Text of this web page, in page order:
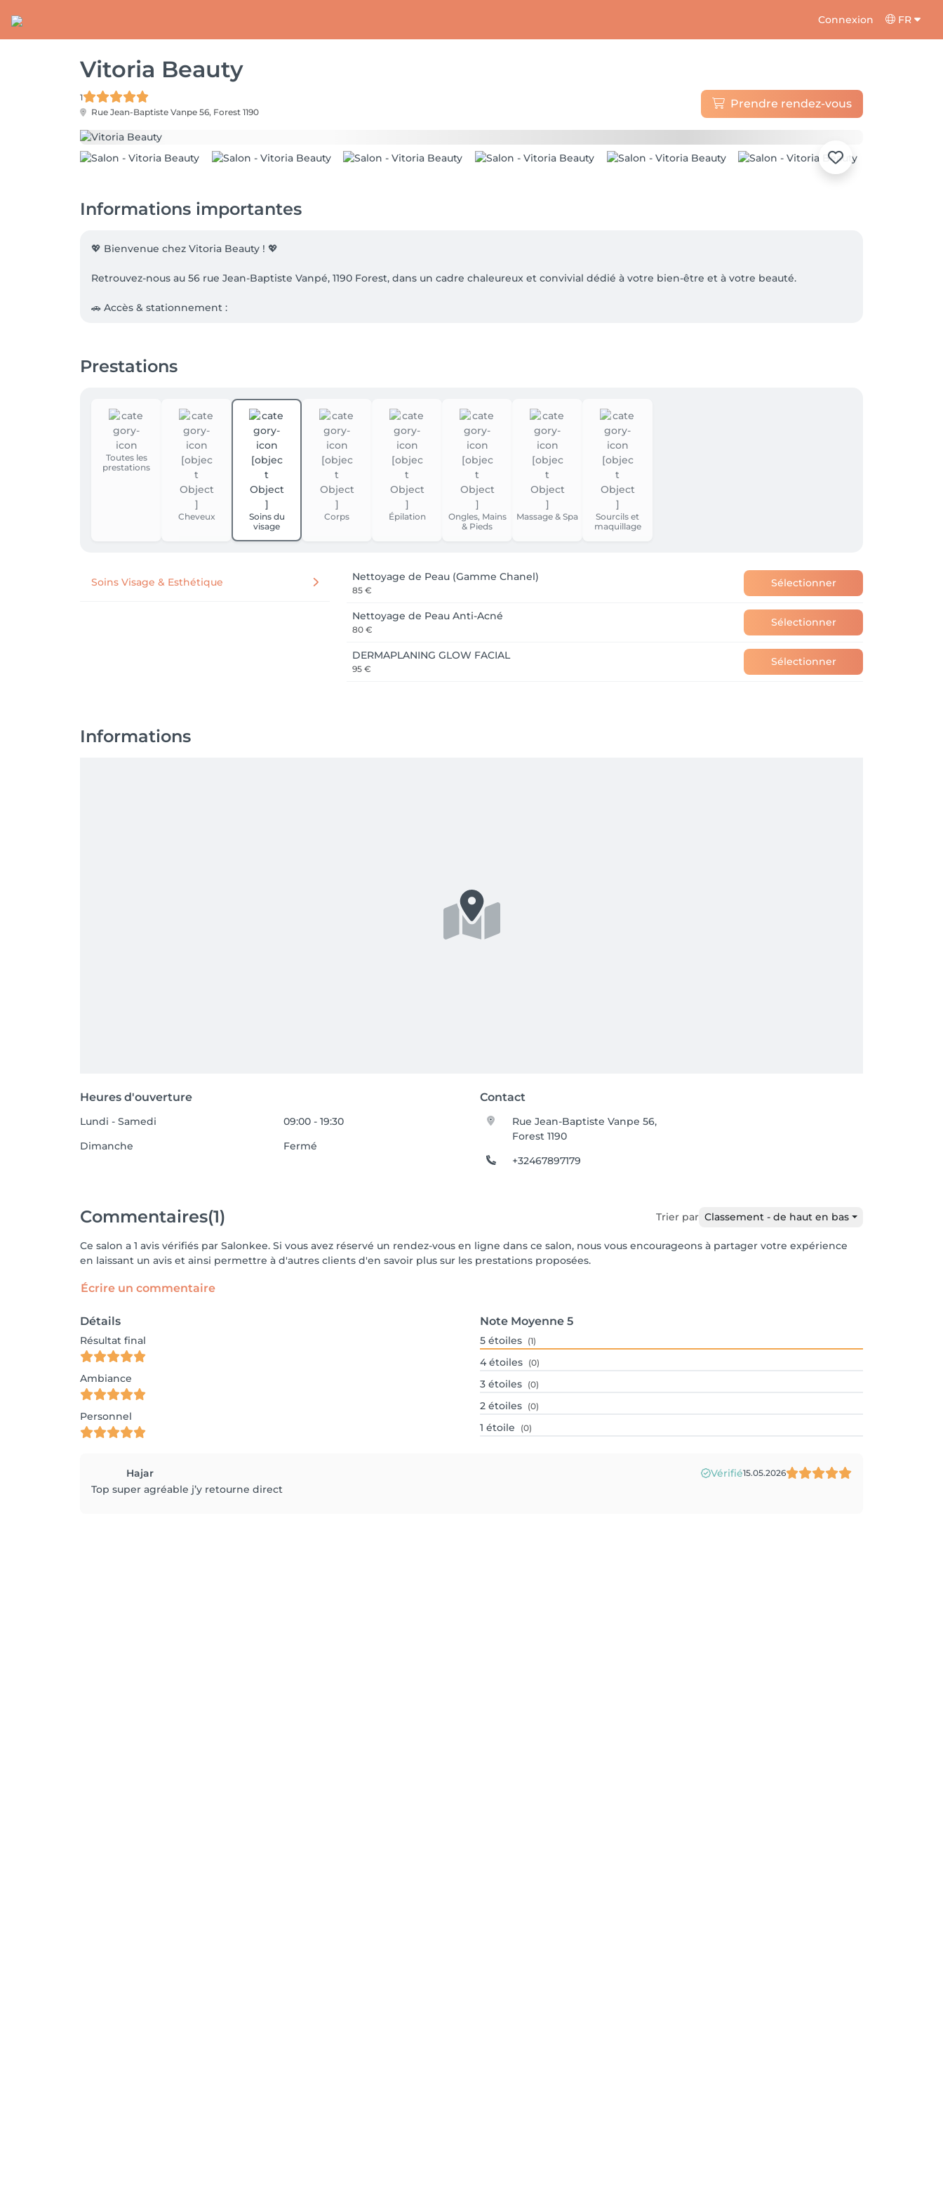
Connexion FR
Vitoria Beauty
1
Rue Jean-Baptiste Vanpe 56, Forest 1190
Prendre rendez-vous
Informations importantes
💖 Bienvenue chez Vitoria Beauty ! 💖
Retrouvez-nous au 56 rue Jean-Baptiste Vanpé, 1190 Forest, dans un cadre chaleureux et convivial dédié à votre bien-être et à votre beauté.
🚗 Accès & stationnement :
L’institut est facilement accessible grâce aux trams et aux bus 54 et 82 qui s’arrêtent à proximité.
Nous acceptons les paiements par QR code et en espèces.
✨ Venez découvrir nos soins et profitez d’un moment de détente unique ! Nous avons hâte de vous accueillir. ✨
Prestations
Toutes les
prestations
Cheveux
Soins du
visage
Corps Épilation
Ongles, Mains
& Pieds
Massage & Spa
Sourcils et
maquillage
Soins Visage & Esthétique Nettoyage de Peau (Gamme Chanel)
85 €
Sélectionner
Nettoyage de Peau Anti-Acné
80 €
Sélectionner
DERMAPLANING GLOW FACIAL
95 €
Sélectionner
Informations
Heures d'ouverture Contact
Lundi - Samedi
09:00 - 19:30
Dimanche
Fermé
Rue Jean-Baptiste Vanpe 56,
Forest 1190
+32467897179
Commentaires(1) Trier par Classement - de haut en bas
Ce salon a 1 avis vérifiés par Salonkee. Si vous avez réservé un rendez-vous en ligne dans ce salon, nous vous encourageons à partager votre expérience
en laissant un avis et ainsi permettre à d'autres clients d'en savoir plus sur les prestations proposées.
Écrire un commentaire
Détails
Résultat final
Ambiance
Personnel
Note Moyenne 5
5 étoiles (1)
4 étoiles (0)
3 étoiles (0)
2 étoiles (0)
1 étoile (0)
Hajar Vérifié15.05.2026
Top super agréable j’y retourne direct